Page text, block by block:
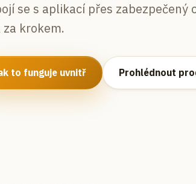
se s aplikací přes zabezpečený
za krokem.
to funguje uvnitř Prohlédnout